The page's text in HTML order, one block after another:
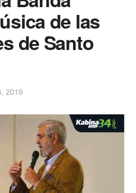
de las
de Santo
2019